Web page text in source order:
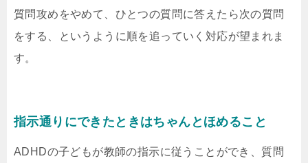
質問攻めをやめて、ひとつの質問に答えたら次の質問
をする、というように順を追っていく対応が望まれま
す。
指示通りにできたときはちゃんとほめること
ADHDの子どもが教師の指示に従うことができ、質問